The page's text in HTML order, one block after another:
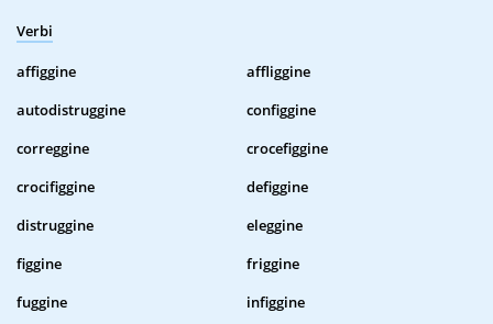
Verbi
affiggine
affliggine
autodistruggine
configgine
correggine
crocefiggine
crocifiggine
defiggine
distruggine
eleggine
figgine
friggine
fuggine
infiggine